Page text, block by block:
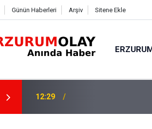
Günün Haberleri Arşiv Sitene Ekle
12:25